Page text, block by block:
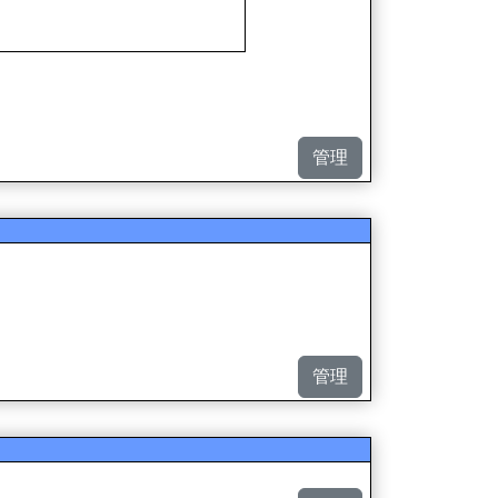
管理
管理